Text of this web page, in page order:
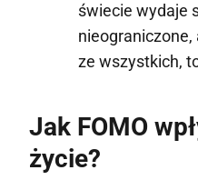
świecie wydaje
ze wszystkich,
Jak FOMO
życie?